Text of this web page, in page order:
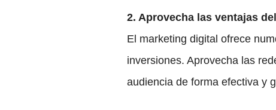
2. Aprovecha las ventajas
El marketing digital ofrece
inversiones. Aprovecha las
audiencia de forma efectiva y